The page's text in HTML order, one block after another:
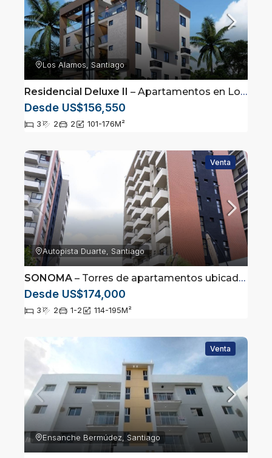
Los Alamos, Santiago
Residencial Deluxe II – Apartamentos en Los Alamos, Santiago
Desde US$156,550
3 2 2 101-176M²
Venta
Autopista Duarte, Santiago
SONOMA – Torres de apartamentos ubicados en Santiago
Desde US$174,000
3 2 1-2 114-195M²
Venta
Ensanche Bermúdez, Santiago